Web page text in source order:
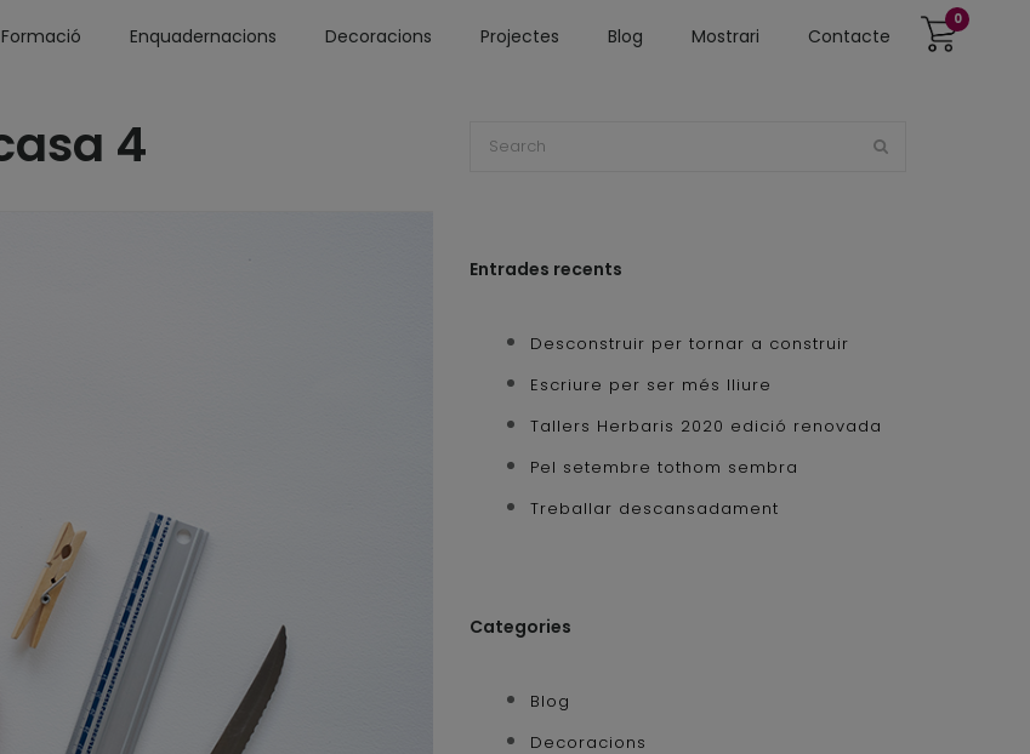
0
Formació Enquadernacions Decoracions Projectes Blog Mostrari Contacte
4
Entrades recents
Desconstruir per tornar a construir
Escriure per ser més lliure
Tallers Herbaris 2020 edició renovada
Pel setembre tothom sembra
Treballar descansadament
Categories
Blog
Decoracions